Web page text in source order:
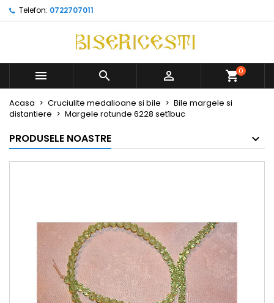
Telefon: 0722707011
   0
Acasa Cruciulite medalioane si bile
Bile margele si
distantiere
Margele rotunde 6228 set1buc
PRODUSELE NOASTRE